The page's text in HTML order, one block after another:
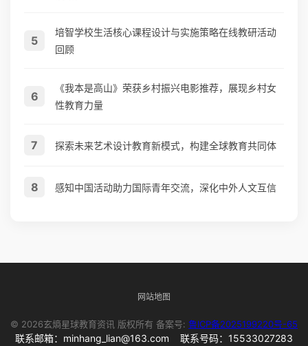
5
培智学校生活核心课程设计与实施策略在线教研活动
回顾
6
《我本是高山》荣获乡村振兴电影推荐，展现乡村女
性教育力量
7 探索未来艺术设计教育新模式，构建全球教育共同体
8 感知中国活动助力国际青年交流，深化中外人文互信
网站地图
© 2026玄熵星球教育资讯 版权所有 备案号: 鲁ICP备2025199220号-65
联系邮箱：minhang_lian@163.com 联系号码：15533027283